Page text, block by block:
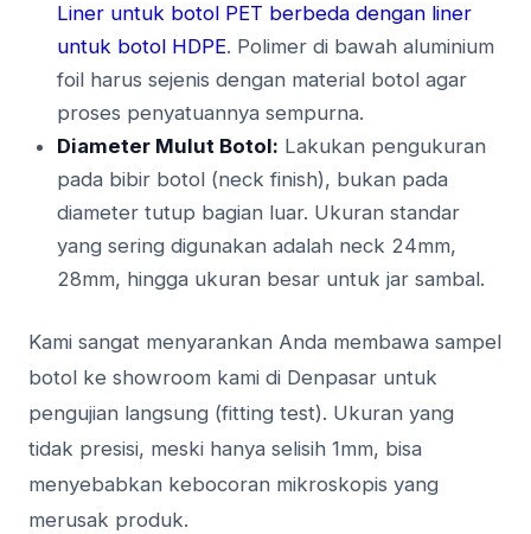
Liner untuk botol PET berbeda dengan liner
untuk botol HDPE. Polimer di bawah aluminium
foil harus sejenis dengan material botol agar
proses penyatuannya sempurna.
Diameter Mulut Botol: Lakukan pengukuran
pada bibir botol (neck finish), bukan pada
diameter tutup bagian luar. Ukuran standar
yang sering digunakan adalah neck 24mm,
28mm, hingga ukuran besar untuk jar sambal.
Kami sangat menyarankan Anda membawa sampel
botol ke showroom kami di Denpasar untuk
pengujian langsung (fitting test). Ukuran yang
tidak presisi, meski hanya selisih 1mm, bisa
menyebabkan kebocoran mikroskopis yang
merusak produk.